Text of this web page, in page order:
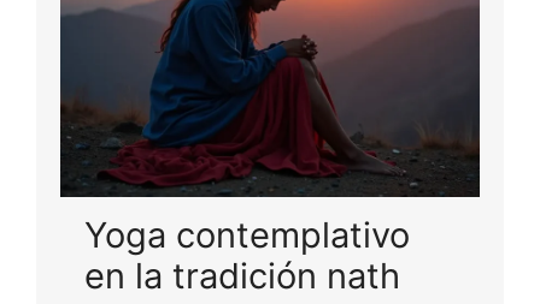
Yoga contemplativo
en la tradición nath